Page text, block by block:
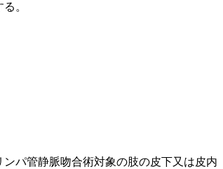
。
パ管静脈吻合術対象の肢の皮下又は皮内